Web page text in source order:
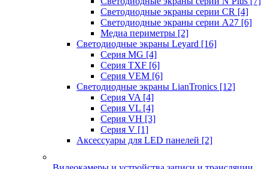
Светодиодные экраны серии CR [4]
Светодиодные экраны серии А27 [6]
Медиа периметры [2]
Светодиодные экраны Leyard [16]
Серия MG [4]
Серия TXF [6]
Серия VEM [6]
Светодиодные экраны LianTronics [12]
Серия VA [4]
Серия VL [4]
Серия VH [3]
Серия V [1]
Аксессуары для LED панелей [2]